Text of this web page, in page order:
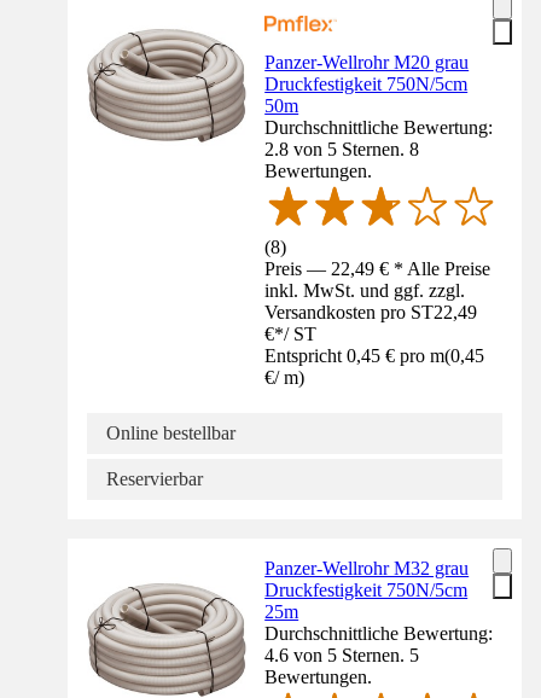
Panzer-Wellrohr M20 grau
Druckfestigkeit 750N/5cm
50m
Durchschnittliche Bewertung:
2.8 von 5 Sternen. 8
Bewertungen.
(8)
Preis — 22,49 € * Alle Preise
inkl. MwSt. und ggf. zzgl.
Versandkosten pro ST22,49
€*/ ST
Entspricht 0,45 € pro m(0,45
€/ m)
Online bestellbar
Reservierbar
Panzer-Wellrohr M32 grau
Druckfestigkeit 750N/5cm
25m
Durchschnittliche Bewertung:
4.6 von 5 Sternen. 5
Bewertungen.